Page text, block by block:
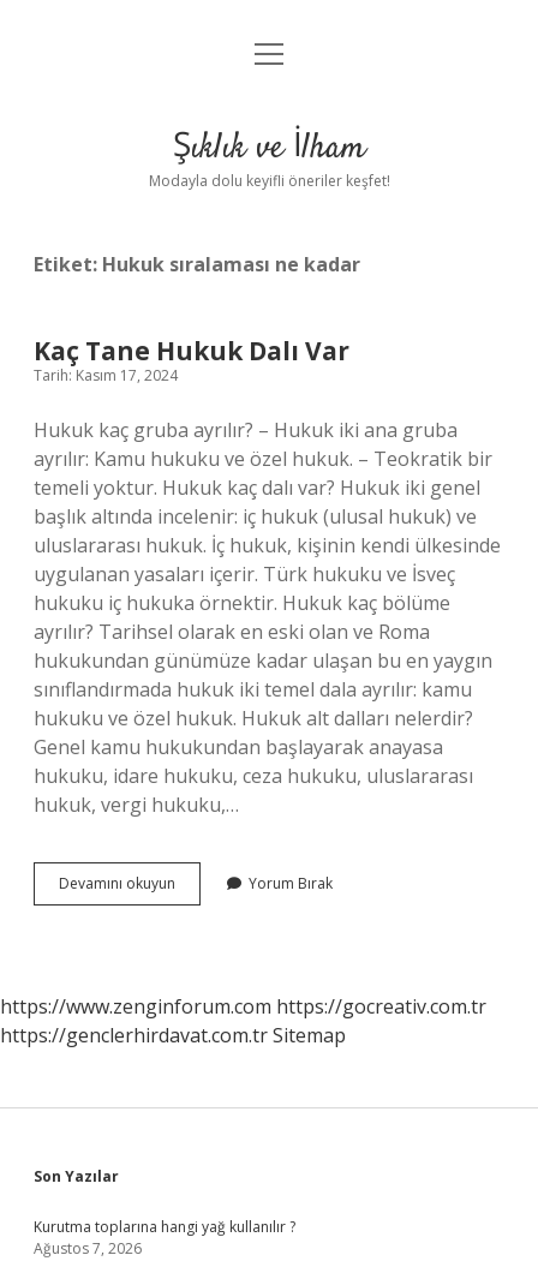
Anasayfa
Yasal Uyarı
menüyü
Şıklık ve İlham
Modayla dolu keyifli öneriler keşfet!
Etiket: Hukuk sıralaması ne kadar
Kaç Tane Hukuk Dalı Var
Tarih: Kasım 17, 2024
Hukuk kaç gruba ayrılır? – Hukuk iki ana gruba
ayrılır: Kamu hukuku ve özel hukuk. – Teokratik bir
temeli yoktur. Hukuk kaç dalı var? Hukuk iki genel
başlık altında incelenir: iç hukuk (ulusal hukuk) ve
uluslararası hukuk. İç hukuk, kişinin kendi ülkesinde
uygulanan yasaları içerir. Türk hukuku ve İsveç
hukuku iç hukuka örnektir. Hukuk kaç bölüme
ayrılır? Tarihsel olarak en eski olan ve Roma
hukukundan günümüze kadar ulaşan bu en yaygın
sınıflandırmada hukuk iki temel dala ayrılır: kamu
hukuku ve özel hukuk. Hukuk alt dalları nelerdir?
Genel kamu hukukundan başlayarak anayasa
hukuku, idare hukuku, ceza hukuku, uluslararası
hukuk, vergi hukuku,…
Devamını okuyun
Tane
Yorum Bırak
https://www.zenginforum.com https://gocreativ.com.tr
https://genclerhirdavat.com.trSitemap
Sidebar
Son Yazılar
Kurutma toplarına hangi yağ kullanılır ?
Ağustos 7, 2026